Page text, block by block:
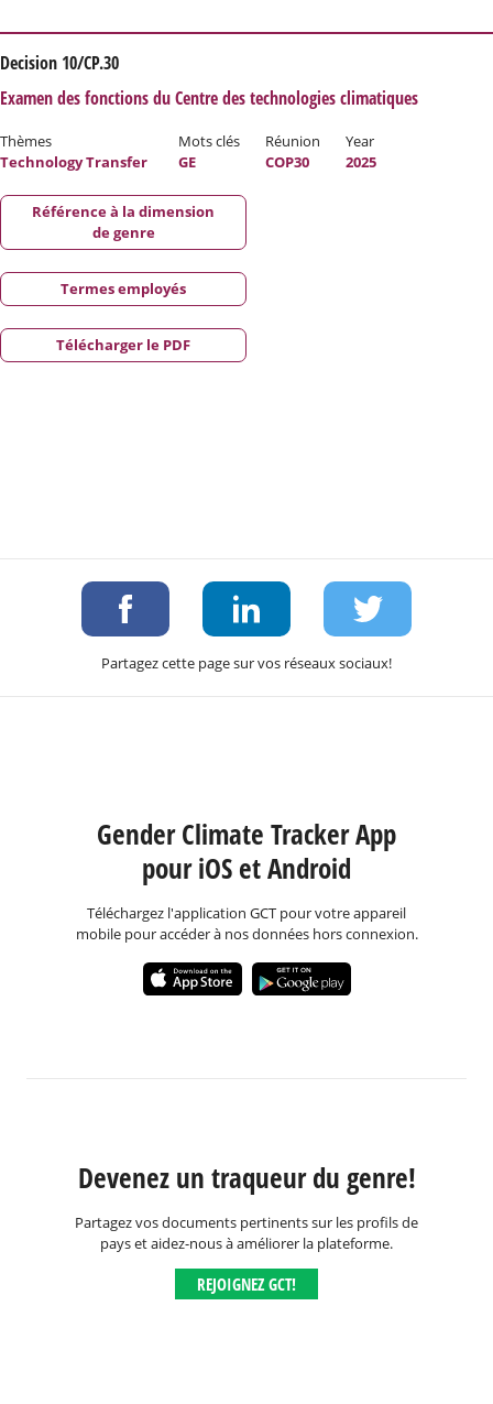
Decision 10/CP.30
Examen des fonctions du Centre des technologies climatiques
Thèmes
Technology Transfer
Mots clés
GE
Réunion
COP30
Year
2025
Référence à la dimension
de genre
Termes employés
Télécharger le PDF
Partagez cette page sur vos réseaux sociaux!
Gender Climate Tracker App
pour iOS et Android
Téléchargez l'application GCT pour votre appareil
mobile pour accéder à nos données hors connexion.
Devenez un traqueur du genre!
Partagez vos documents pertinents sur les profils de
pays et aidez-nous à améliorer la plateforme.
REJOIGNEZ GCT!